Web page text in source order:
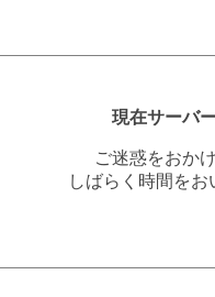
現在サーバ
ご迷惑をおか
しばらく時間を